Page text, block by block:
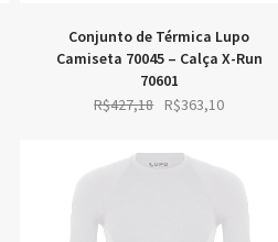
Conjunto de Térmica Lupo
Camiseta 70045 – Calça X-Run
70601
R$427,18 Original
was:
R$363,10Current
R$363,10.